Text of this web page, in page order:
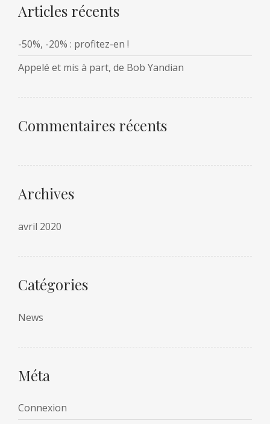
Articles récents
-50%, -20% : profitez-en !
Appelé et mis à part, de Bob Yandian
Commentaires récents
Archives
avril 2020
Catégories
News
Méta
Connexion